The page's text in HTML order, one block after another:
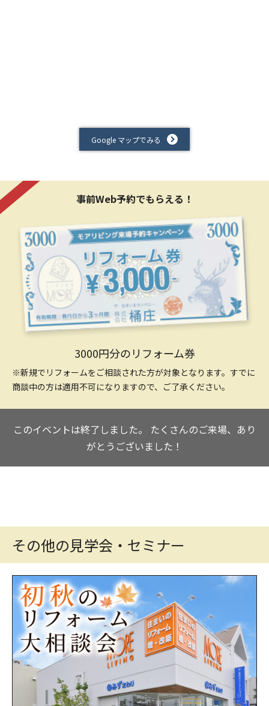
Google マップでみる
事前Web予約でもらえる！
3000円分のリフォーム券
※新規でリフォームをご相談された方が対象となります。すでに
商談中の方は適用不可になりますので、ご了承ください。
このイベントは終了しました。 たくさんのご来場、あり
がとうございました！
その他の見学会・セミナー